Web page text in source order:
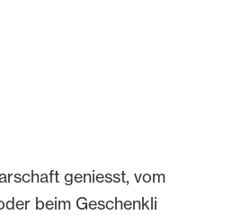
geniesst, vom
beim Geschenkli